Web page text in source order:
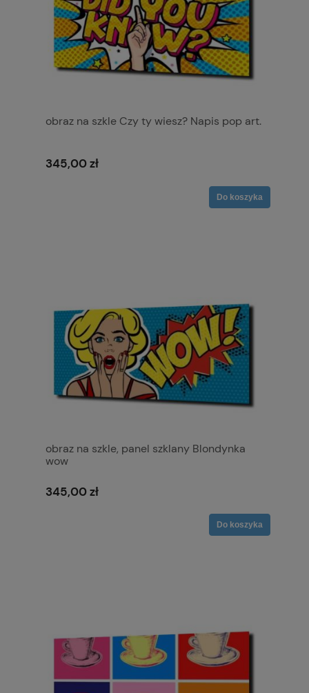
obraz na szkle Czy ty wiesz? Napis pop art.
345,00 zł
Do koszyka
obraz na szkle, panel szklany Blondynka
wow
345,00 zł
Do koszyka